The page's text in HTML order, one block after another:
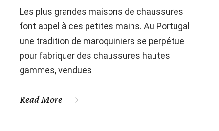
Les plus grandes maisons de chaussures
font appel à ces petites mains. Au Portugal
une tradition de maroquiniers se perpétue
pour fabriquer des chaussures hautes
gammes, vendues
Read More